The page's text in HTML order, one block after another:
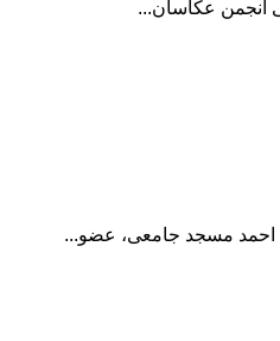
احمد مسجد جامعی، عضو...